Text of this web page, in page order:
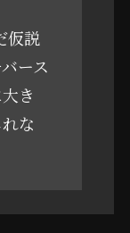
仮説
ース
き
な